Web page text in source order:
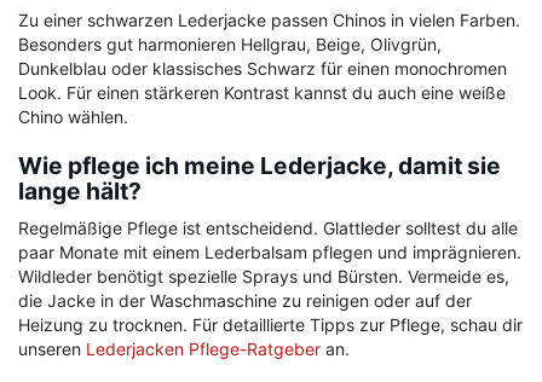
Zu einer schwarzen Lederjacke passen Chinos in vielen Farben.
Besonders gut harmonieren Hellgrau, Beige, Olivgrün,
Dunkelblau oder klassisches Schwarz für einen monochromen
Look. Für einen stärkeren Kontrast kannst du auch eine weiße
Chino wählen.
Wie pflege ich meine Lederjacke, damit sie
lange hält?
Regelmäßige Pflege ist entscheidend. Glattleder solltest du alle
paar Monate mit einem Lederbalsam pflegen und imprägnieren.
Wildleder benötigt spezielle Sprays und Bürsten. Vermeide es,
die Jacke in der Waschmaschine zu reinigen oder auf der
Heizung zu trocknen. Für detaillierte Tipps zur Pflege, schau dir
unseren Lederjacken Pflege-Ratgeber an.